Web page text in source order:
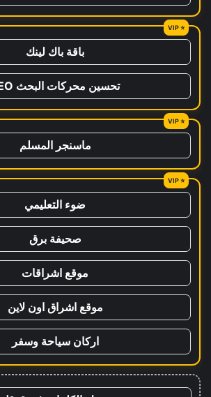
باقة باك لينك
تحسين محركات البحث SEO
ماسنجر المسلم
ضوء التعليمي
صحيفة برق
موقع اشراقات
موقع اشراق اون لاين
اركان سياحة وسفر